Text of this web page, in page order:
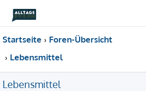
Startseite
Foren-Übersicht
Lebensmittel
Lebensmittel